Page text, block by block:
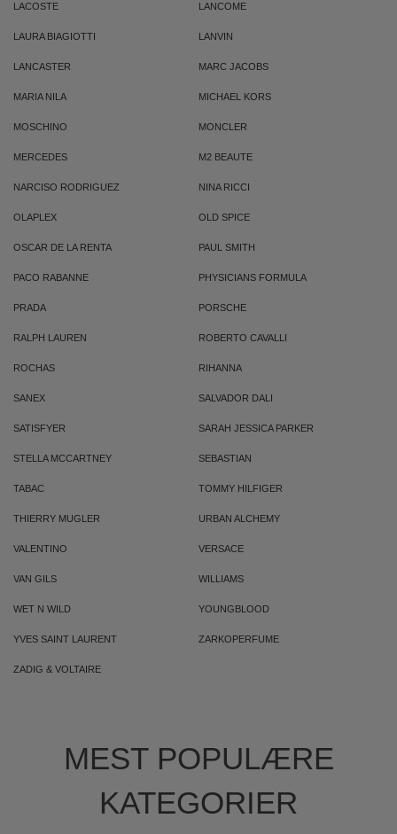
LACOSTE LANCOME
LAURA BIAGIOTTI LANVIN
LANCASTER MARC JACOBS
MARIA NILA MICHAEL KORS
MOSCHINO MONCLER
MERCEDES M2 BEAUTE
NARCISO RODRIGUEZ NINA RICCI
OLAPLEX OLD SPICE
OSCAR DE LA RENTA PAUL SMITH
PACO RABANNE PHYSICIANS FORMULA
PRADA PORSCHE
RALPH LAUREN ROBERTO CAVALLI
ROCHAS RIHANNA
SANEX SALVADOR DALI
SATISFYER SARAH JESSICA PARKER
STELLA MCCARTNEY SEBASTIAN
TABAC TOMMY HILFIGER
THIERRY MUGLER URBAN ALCHEMY
VALENTINO VERSACE
VAN GILS WILLIAMS
WET N WILD YOUNGBLOOD
YVES SAINT LAURENT ZARKOPERFUME
ZADIG & VOLTAIRE
MEST POPULÆRE
KATEGORIER